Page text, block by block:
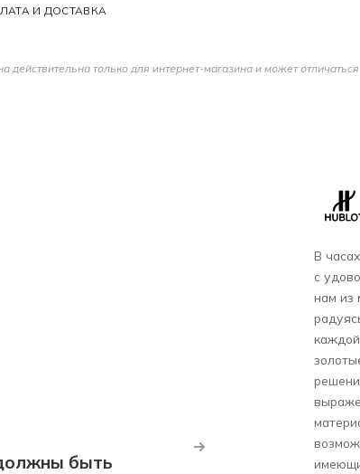
И ДОСТАВКА
действительна только для интернет-магазина и может
быть
В
с
нам из